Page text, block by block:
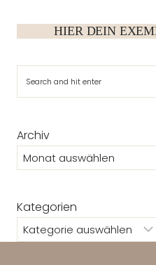
HIER DEIN
Archiv
Kategorien